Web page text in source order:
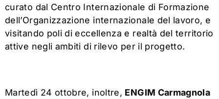
curato dal Centro Internazionale di Formazione
dell’Organizzazione internazionale del lavoro, e
visitando poli di eccellenza e realtà del territorio
attive negli ambiti di rilevo per il progetto.
Martedì 24 ottobre, inoltre, ENGIM Carmagnola